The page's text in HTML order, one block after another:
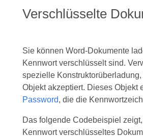
Verschlüsselte
Sie können Word-Dokumente
Kennwort verschlüsselt sind.
spezielle
Objekt akzeptiert. Dieses Objekt
Password, die die
Das folgende Codebeispiel
Kennwort verschlüsseltes